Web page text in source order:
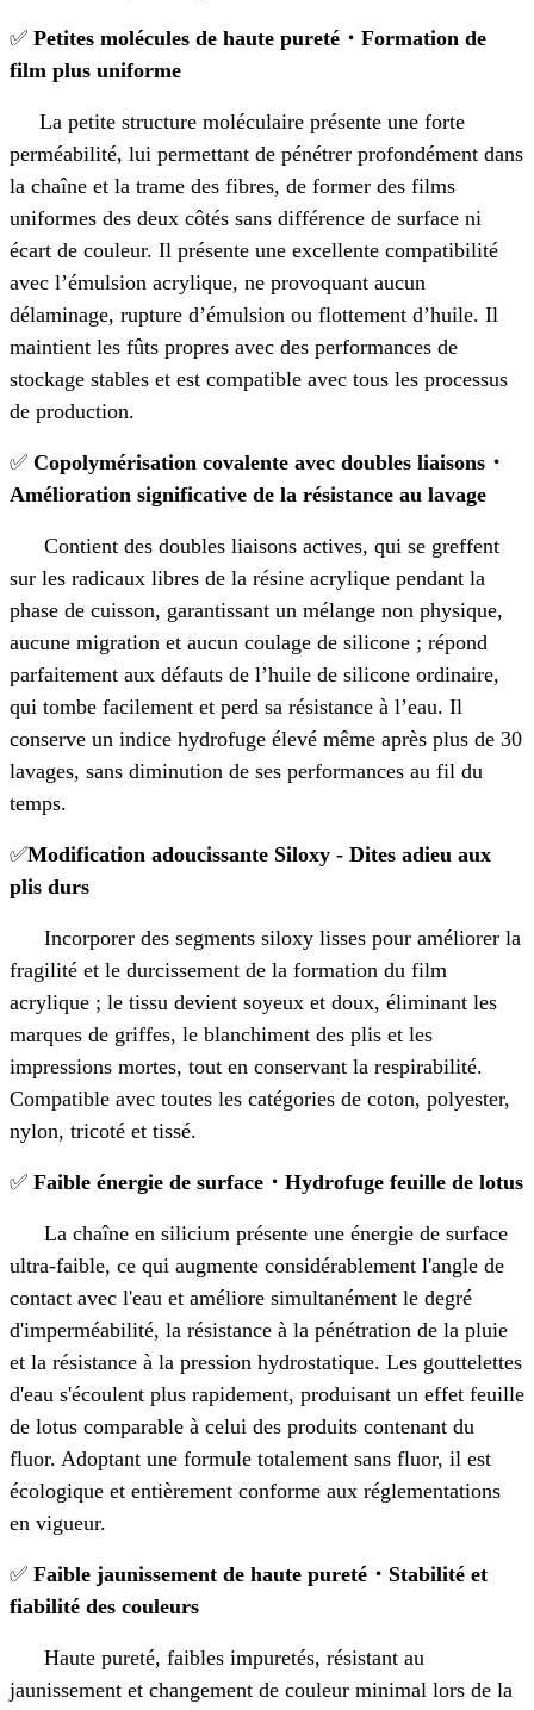
✅ Petites molécules de haute pureté ・ Formation de
film plus uniforme
La petite structure moléculaire présente une forte
perméabilité, lui permettant de pénétrer profondément dans
la chaîne et la trame des fibres, de former des films
uniformes des deux côtés sans différence de surface ni
écart de couleur. Il présente une excellente compatibilité
avec l’émulsion acrylique, ne provoquant aucun
délaminage, rupture d’émulsion ou flottement d’huile. Il
maintient les fûts propres avec des performances de
stockage stables et est compatible avec tous les processus
de production.
✅ Copolymérisation covalente avec doubles liaisons ・
Amélioration significative de la résistance au lavage
Contient des doubles liaisons actives, qui se greffent
sur les radicaux libres de la résine acrylique pendant la
phase de cuisson, garantissant un mélange non physique,
aucune migration et aucun coulage de silicone ; répond
parfaitement aux défauts de l’huile de silicone ordinaire,
qui tombe facilement et perd sa résistance à l’eau. Il
conserve un indice hydrofuge élevé même après plus de 30
lavages, sans diminution de ses performances au fil du
temps.
✅Modification adoucissante Siloxy - Dites adieu aux
plis durs
Incorporer des segments siloxy lisses pour améliorer la
fragilité et le durcissement de la formation du film
acrylique ; le tissu devient soyeux et doux, éliminant les
marques de griffes, le blanchiment des plis et les
impressions mortes, tout en conservant la respirabilité.
Compatible avec toutes les catégories de coton, polyester,
nylon, tricoté et tissé.
✅ Faible énergie de surface ・ Hydrofuge feuille de lotus
La chaîne en silicium présente une énergie de surface
ultra-faible, ce qui augmente considérablement l'angle de
contact avec l'eau et améliore simultanément le degré
d'imperméabilité, la résistance à la pénétration de la pluie
et la résistance à la pression hydrostatique. Les gouttelettes
d'eau s'écoulent plus rapidement, produisant un effet feuille
de lotus comparable à celui des produits contenant du
fluor. Adoptant une formule totalement sans fluor, il est
écologique et entièrement conforme aux réglementations
en vigueur.
✅ Faible jaunissement de haute pureté ・ Stabilité et
fiabilité des couleurs
Haute pureté, faibles impuretés, résistant au
jaunissement et changement de couleur minimal lors de la